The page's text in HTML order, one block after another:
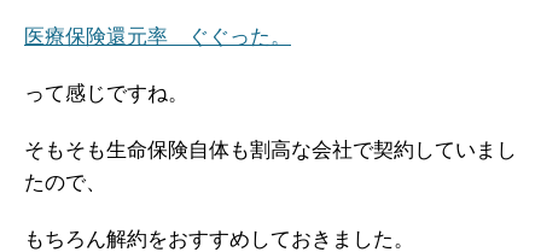
医療保険還元率 ぐぐった。
って感じですね。
そもそも生命保険自体も割高な会社で契約していまし
たので、
もちろん解約をおすすめしておきました。